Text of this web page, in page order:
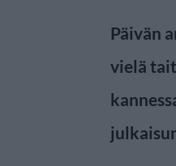
Päivän
vielä